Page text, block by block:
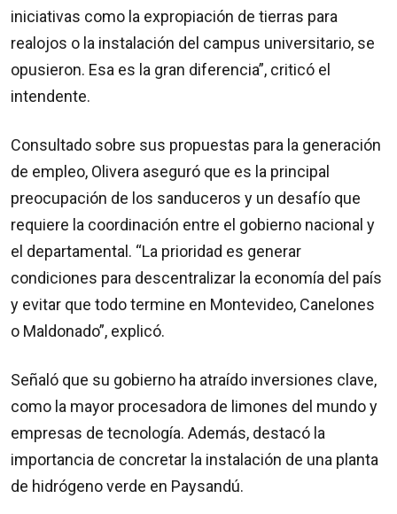
iniciativas como la expropiación de tierras para
realojos o la instalación del campus universitario, se
opusieron. Esa es la gran diferencia”, criticó el
intendente.
Consultado sobre sus propuestas para la generación
de empleo, Olivera aseguró que es la principal
preocupación de los sanduceros y un desafío que
requiere la coordinación entre el gobierno nacional y
el departamental. “La prioridad es generar
condiciones para descentralizar la economía del país
y evitar que todo termine en Montevideo, Canelones
o Maldonado”, explicó.
Señaló que su gobierno ha atraído inversiones clave,
como la mayor procesadora de limones del mundo y
empresas de tecnología. Además, destacó la
importancia de concretar la instalación de una planta
de hidrógeno verde en Paysandú.